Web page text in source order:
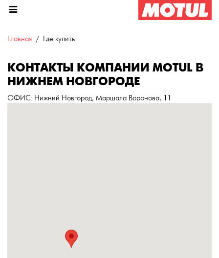
Главная Где купить
КОНТАКТЫ КОМПАНИИ MOTUL В
НИЖНЕМ НОВГОРОДЕ
ОФИС: Нижний Новгород, Маршала Воронова, 11